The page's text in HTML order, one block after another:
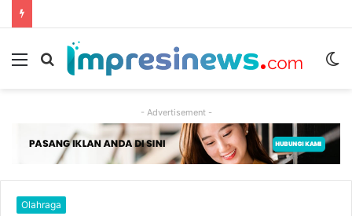
Menu
Cari
- Advertisement -
Olahraga